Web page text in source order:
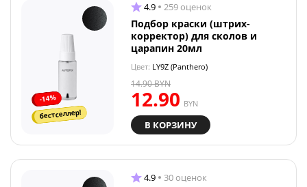
-14%
бестселлер!
4.9 259 оценок
Подбор краски (штрих-
корректор) для сколов и
царапин 20мл
Цвет: LY9Z (Panthero)
12.90 BYN
14.90BYN
В КОРЗИНУ
4.9 30 оценок